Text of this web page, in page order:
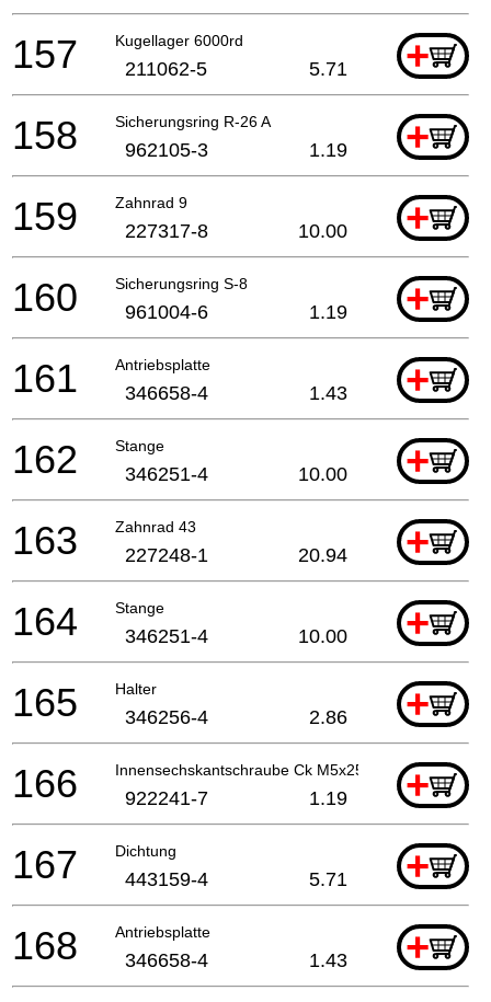
Kugellager 6000rd +
157 211062-5 5.71
Sicherungsring R-26 A +
158 962105-3 1.19
Zahnrad 9 +
159 227317-8 10.00
Sicherungsring S-8 +
160 961004-6 1.19
Antriebsplatte +
161 346658-4 1.43
Stange +
162 346251-4 10.00
Zahnrad 43 +
163 227248-1 20.94
Stange +
164 346251-4 10.00
Halter +
165 346256-4 2.86
Innensechskantschraube Ck M5x25mm +
166 922241-7 1.19
Dichtung +
167 443159-4 5.71
Antriebsplatte +
168 346658-4 1.43